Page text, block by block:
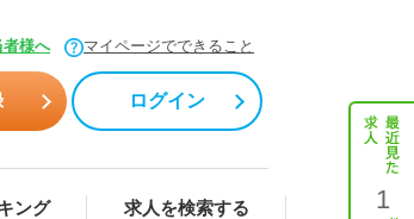
者様へ マイページでできること
ログイン
ング 求人を検索する 1